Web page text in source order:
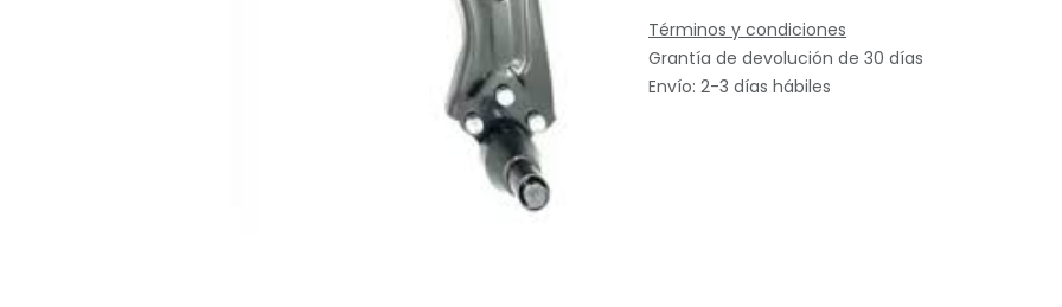
Términos y condiciones
Grantía de devolución de 30 días
Envío: 2-3 días hábiles